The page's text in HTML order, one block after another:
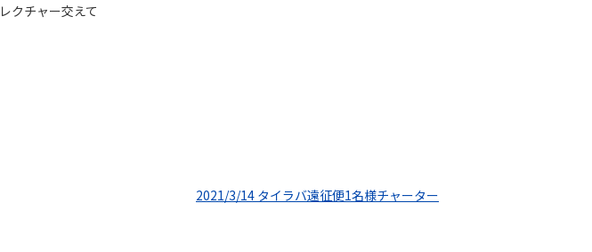
クチャー交えて
2021/3/14 タイラバ遠征便1名様チャーター